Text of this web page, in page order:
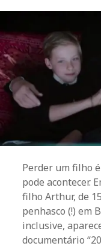
Perder um filho
pode acontecer.
filho Arthur, de
penhasco (!) em
inclusive,
documentário